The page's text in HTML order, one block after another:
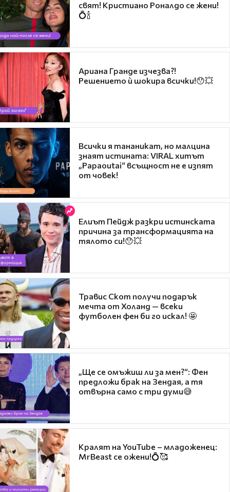
свят! Кристиано Роналдо се жени!
💍🍾
Ариана Гранде изчезва?!
Решението ѝ шокира всички!😯💥
Всички я тананикат, но малцина
знаят истината: VIRAL хитът
„Papaoutai“ всъщност не е изпят
от човек!
Елиът Пейдж разкри истинската
причина за трансформацията на
тялото си!😯💥
Травис Скот получи подарък
мечта от Холанд — всеки
футболен фен би го искал! 🤩
„Ще се омъжиш ли за мен?“: Фен
предложи брак на Зендая, а тя
отвърна само с три думи😅
Кралят на YouTube – младоженец:
MrBeast се ожени!💍🥰